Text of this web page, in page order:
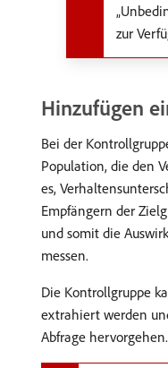
zur
Hinzufügen
Bei der
Population, die den
es,
Empfängern der
und somit die
messen.
Die Kontrollgruppe
extrahiert werden
Abfrage hervorgehen.